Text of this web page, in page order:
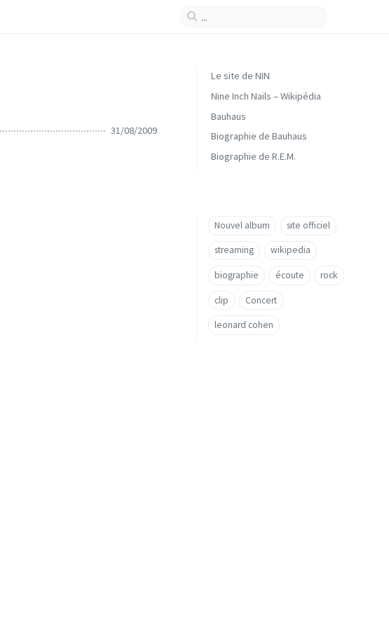
31/08/2009
Le site de NIN
Nine Inch Nails – Wikipédia
Bauhaus
Biographie de Bauhaus
Biographie de R.E.M.
Nouvel album site officiel
streaming wikipedia
biographie écoute rock
clip Concert
leonard cohen